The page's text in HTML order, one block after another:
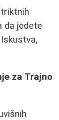
da jedete
za Trajno